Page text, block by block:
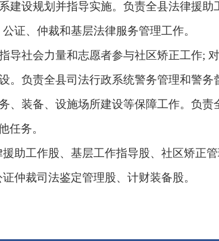
设规划并指导实施。负责全县法律援助
证、仲裁和基层法律服务管理工作。
社会力量和志愿者参与社区矫正工作; 对
负责全县司法行政系统警务管理和警务
装备、设施场所建设等保障工作。负责
任务。
工作股、基层工作指导股、社区矫正
仲裁司法鉴定管理股、计财装备股。